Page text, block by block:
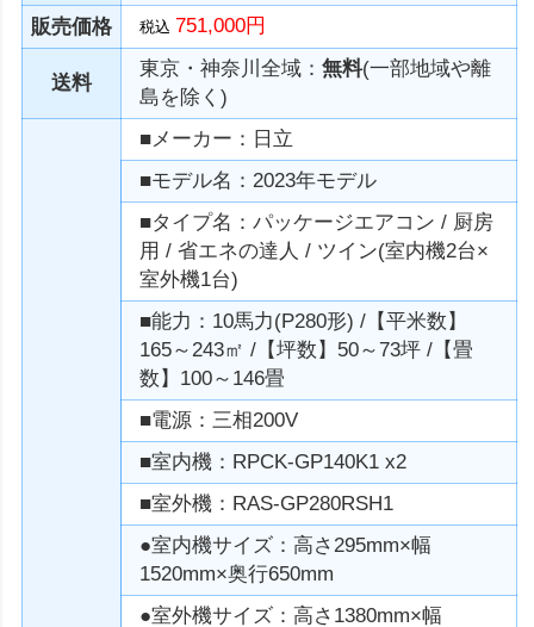
販売価格
税込 751,000円
送料
東京・神奈川全域：無料(一部地域や離
島を除く)
■メーカー：日立
■モデル名：2023年モデル
■タイプ名：パッケージエアコン / 厨房
用 / 省エネの達人 / ツイン(室内機2台×
室外機1台)
■能力：10馬力(P280形) /【平米数】
165～243㎡ /【坪数】50～73坪 /【畳
数】100～146畳
■電源：三相200V
■室内機：RPCK-GP140K1 x2
■室外機：RAS-GP280RSH1
●室内機サイズ：高さ295mm×幅
1520mm×奥行650mm
●室外機サイズ：高さ1380mm×幅